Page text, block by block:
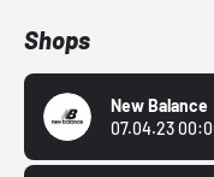
Shops
New Balance
07.04.23